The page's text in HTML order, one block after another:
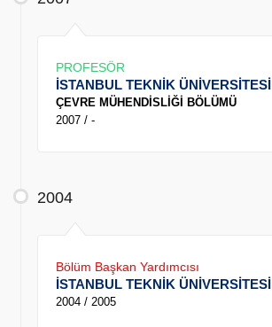
PROFESÖR
İSTANBUL TEKNİK ÜNİVERSİTESİ
ÇEVRE MÜHENDİSLİĞİ BÖLÜMÜ
2007 / -
2004
Bölüm Başkan Yardımcısı
İSTANBUL TEKNİK ÜNİVERSİTESİ
2004 / 2005